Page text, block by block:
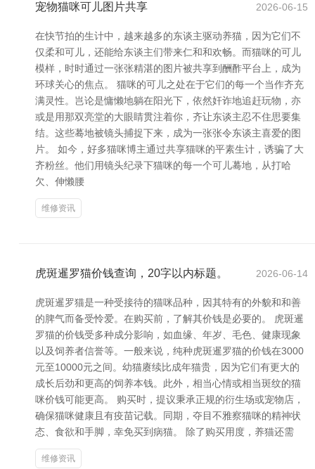
宠物猫咪可儿图片共享 2026-06-15
在快节拍的生计中，越来越多的东谈主驱动养猫，因为它们不
仅柔和可儿，还能给东谈主们带来仁和和欢畅。而猫咪的可儿
模样，时时通过一张张精湛的图片被共享到酬酢平台上，成为
环球关心的焦点。 猫咪的可儿之处在于它们的每一个当作齐充
满灵性。岂论是慵懒地躺在阳光下，依然奸诈地追赶玩物，亦
或是用那双亮堂的大眼睛贯注着你，齐让东谈主忍不住思要集
结。这些蓦地被镜头捕捉下来，成为一张张令东谈主喜爱的图
片。 如今，好多猫咪博主通过共享猫咪的平素生计，诱骗了大
齐粉丝。他们用镜头纪录下猫咪的每一个可儿蓦地，从打哈
欠、伸懒腰
维修资讯
虎斑暹罗猫价钱查询，20字以内标题。 2026-06-14
虎斑暹罗猫是一种受接待的猫咪品种，因其特有的外貌和和善
的脾气而备受怜爱。在购买前，了解其价钱是必要的。 虎斑暹
罗猫的价钱受多种成分影响，如血缘、年岁、毛色、健康现象
以及饲养者信誉等。一般来说，纯种虎斑暹罗猫的价钱在3000
元至10000元之间。幼猫赓续比成年猫贵，因为它们有更大的
成长后劲和更高的饲养本钱。此外，相当心情或相当斑纹的猫
咪价钱可能更高。 购买时，提议秉承正规的衍生场或宠物店，
确保猫咪健康且有疫苗记载。同期，夺目不雅察猫咪的精神状
态、食欲和手脚，幸免买到病猫。 除了购买用度，养猫还需
维修资讯